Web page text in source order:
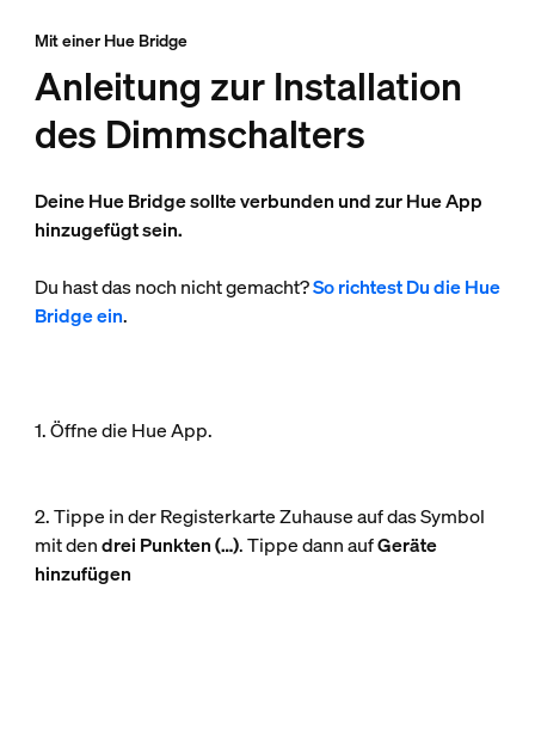
Mit einer Hue Bridge
Anleitung zur Installation
des Dimmschalters
Deine Hue Bridge sollte verbunden und zur Hue App
hinzugefügt sein.
Du hast das noch nicht gemacht?So richtest Du die Hue
Bridge ein.
1. Öffne die Hue App.
2. Tippe in der Registerkarte Zuhause auf das Symbol
mit dendrei Punkten (…). Tippe dann aufGeräte
hinzufügen